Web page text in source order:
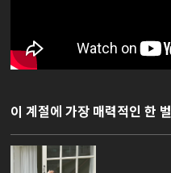
이 계절에 가장 매력적인 한 벌